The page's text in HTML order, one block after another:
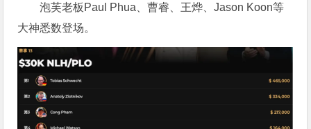
泡芙老板Paul Phua、曹睿、王烨、Jason Koon等
大神悉数登场。